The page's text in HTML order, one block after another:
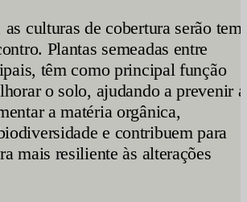
culturas de cobertura serão
Plantas semeadas entre
têm como principal função
o solo, ajudando a prevenir a
a matéria orgânica,
e contribuem para
mais resiliente às alterações